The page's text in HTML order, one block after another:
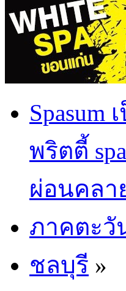
พริตตี้
ผ่อนคลา
ภาคตะวั
ชลบุรี »